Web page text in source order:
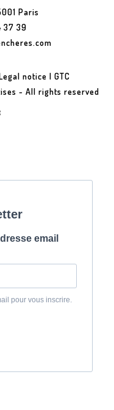
Paris
37 39
notice | GTC
- All rights reserved